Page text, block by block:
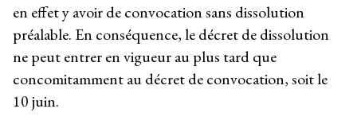
en effet y avoir de convocation sans dissolution
préalable. En conséquence, le décret de dissolution
ne peut entrer en vigueur au plus tard que
concomitamment au décret de convocation, soit le
10 juin.